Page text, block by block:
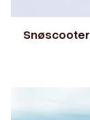
Snøscooter